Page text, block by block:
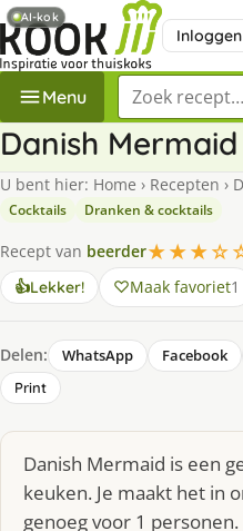
Inloggen
Menu Zoek een recept
Danish Mermaid
U bent hier: Home › Recepten ›
Cocktails Dranken & cocktails
Recept van beerder
👍Lekker! Maak favoriet1
Delen: WhatsApp Facebook
Print
Danish Mermaid is een
keuken. Je maakt het in
genoeg voor 1
AI-kok